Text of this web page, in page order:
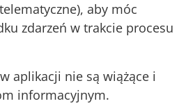
aby móc
zdarzeń w trakcie procesu
aplikacji nie są wiążące i
informacyjnym.